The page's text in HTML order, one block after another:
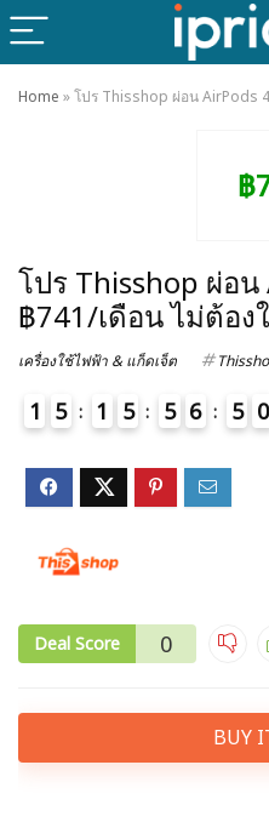
Home »โปร Thisshop ผ่อน AirPods
฿
โปร Thisshop ผ่อน
฿741/เดือน ไม่ต้อง
เครื่องใช้ไฟฟ้า & แก็ดเจ็ต
1 5 1 5 5 6 5 0
Deal Score 0
BUY